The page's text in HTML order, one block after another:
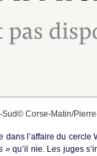
Corse-Matin/
dans l’affaire du cercle
»qu’il nie. Les juges